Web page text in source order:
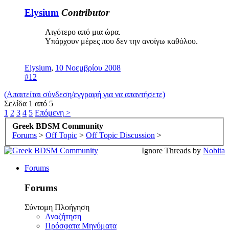
Elysium Contributor
Λιγότερο από μια ώρα.
Υπάρχουν μέρες που δεν την ανοίγω καθόλου.
Elysium, 10 Νοεμβρίου 2008
#12
(Απαιτείται σύνδεση/εγγραφή για να απαντήσετε)
Σελίδα 1 από 5
1 2 3 4 5 Επόμενη >
Greek BDSM Community
Forums > Off Topic > Off Topic Discussion >
Ignore Threads by Nobita
Forums
Forums
Σύντομη Πλοήγηση
Αναζήτηση
Πρόσφατα Μηνύματα